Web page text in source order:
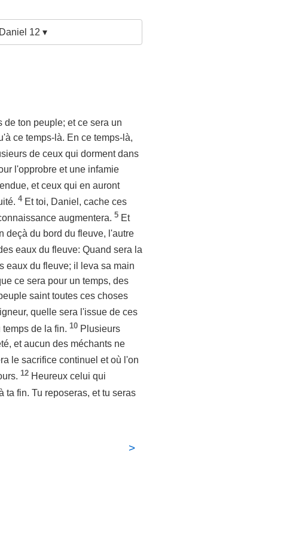
Daniel 12 ▾
de ton peuple; et ce sera un
ce temps-là. En ce temps-là,
de ceux qui dorment dans
l'opprobre et une infamie
et ceux qui en auront
4 Et toi, Daniel, cache ces
augmentera. 5 Et
deçà du bord du fleuve, l'autre
eaux du fleuve: Quand sera la
eaux du fleuve; il leva sa main
ce sera pour un temps, des
saint toutes ces choses
quelle sera l'issue de ces
de la fin. 10 Plusieurs
et aucun des méchants ne
le sacrifice continuel et où l'on
12 Heureux celui qui
ta fin. Tu reposeras, et tu seras
>